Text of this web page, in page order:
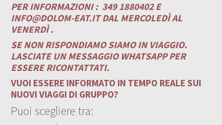
PER INFORMAZIONI : 349 1880402 E
INFO@DOLOM-EAT.ITDAL MERCOLEDÌ AL
VENERDÌ .
SE NON RISPONDIAMO SIAMO IN VIAGGIO.
LASCIATE UN MESSAGGIO WHATSAPP PER
ESSERE RICONTATTATI.
VUOI ESSERE INFORMATO IN TEMPO REALE SUI
NUOVI VIAGGI DI GRUPPO?
Puoi scegliere tra: